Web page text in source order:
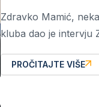
Zdravko Mamić,
kluba dao je intervju
PROČITAJTE VIŠE